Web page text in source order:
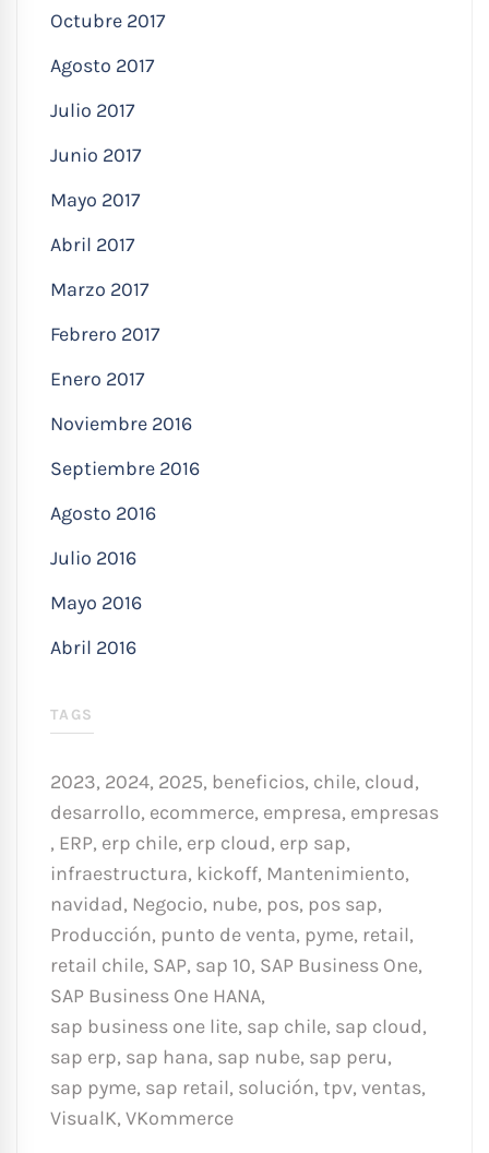
Octubre 2017
Agosto 2017
Julio 2017
Junio 2017
Mayo 2017
Abril 2017
Marzo 2017
Febrero 2017
Enero 2017
Noviembre 2016
Septiembre 2016
Agosto 2016
Julio 2016
Mayo 2016
Abril 2016
TAGS
2023, 2024, 2025, beneficios, chile, cloud,
desarrollo, ecommerce, empresa, empresas
, ERP, erp chile, erp cloud, erp sap,
infraestructura, kickoff, Mantenimiento,
navidad, Negocio, nube, pos, pos sap,
Producción, punto de venta, pyme, retail,
retail chile, SAP, sap 10, SAP Business One,
SAP Business One HANA,
sap business one lite, sap chile, sap cloud,
sap erp, sap hana, sap nube, sap peru,
sap pyme, sap retail, solución, tpv, ventas,
VisualK, VKommerce